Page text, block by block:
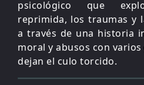
psicológico que
reprimida, los traumas y
a través de una historia
moral y abusos con
dejan el culo torcido.